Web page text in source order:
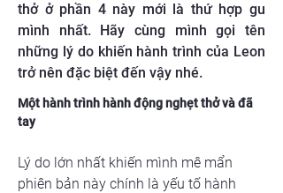
thở ở phần 4 này mới là thứ hợp gu
mình nhất. Hãy cùng mình gọi tên
những lý do khiến hành trình của Leon
trở nên đặc biệt đến vậy nhé.
Một hành trình hành động nghẹt thở và đã
tay
Lý do lớn nhất khiến mình mê mẩn
phiên bản này chính là yếu tố hành